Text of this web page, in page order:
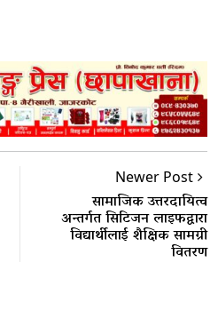
Newer Post
सामाजिक उत्तरदायित्व
अन्तर्गत सिटिजन लाइफद्वारा
विद्यार्थीलाई शैक्षिक सामग्री
वितरण